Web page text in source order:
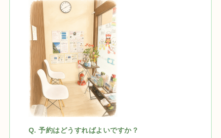
Q. 予約はどうすればよいですか？